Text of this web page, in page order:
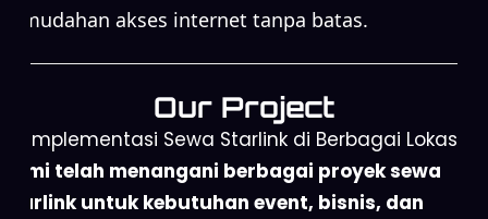
kemudahan akses internet tanpa batas.
Our Project
Implementasi Sewa Starlink di Berbagai Lokasi
Kami telah menangani berbagai proyek sewa
Starlink untuk kebutuhan event, bisnis, dan